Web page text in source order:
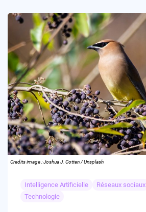
Credits image : Joshua J. Cotten / Unsplash
Intelligence Artificielle Réseaux sociaux
Technologie